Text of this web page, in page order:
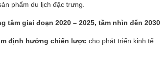
phẩm du lịch đặc trưng.
tâm giai đoạn 2020 – 2025, tầm nhìn đến 2030
định hướng chiến lược cho phát triển kinh tế